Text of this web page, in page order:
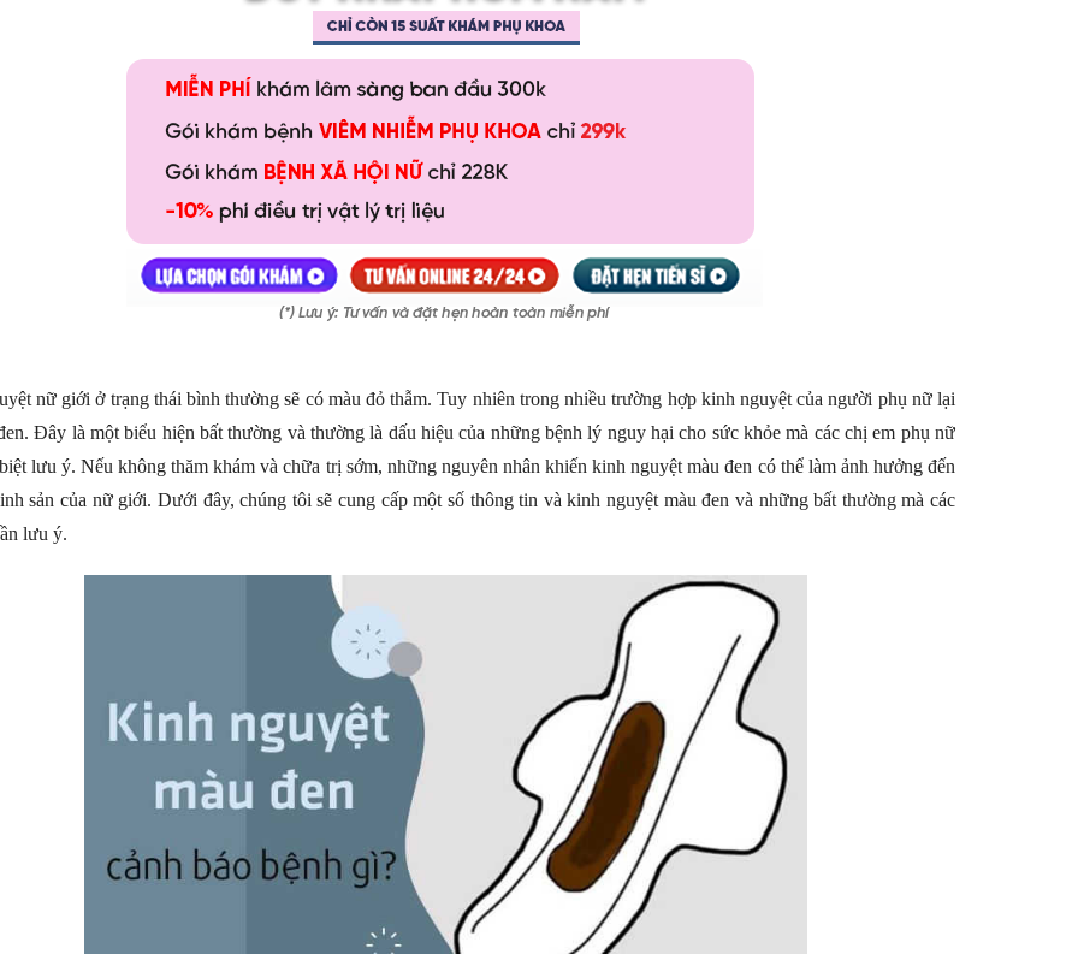
nữ giới ở trạng thái bình thường sẽ có màu đỏ thẫm. Tuy nhiên trong nhiều trường hợp kinh nguyệt của người phụ nữ lại
Đây là một biểu hiện bất thường và thường là dấu hiệu của những bệnh lý nguy hại cho sức khỏe mà các chị em phụ nữ
lưu ý. Nếu không thăm khám và chữa trị sớm, những nguyên nhân khiến kinh nguyệt màu đen có thể làm ảnh hưởng đến
sản của nữ giới. Dưới đây, chúng tôi sẽ cung cấp một số thông tin và kinh nguyệt màu đen và những bất thường mà các
lưu ý.